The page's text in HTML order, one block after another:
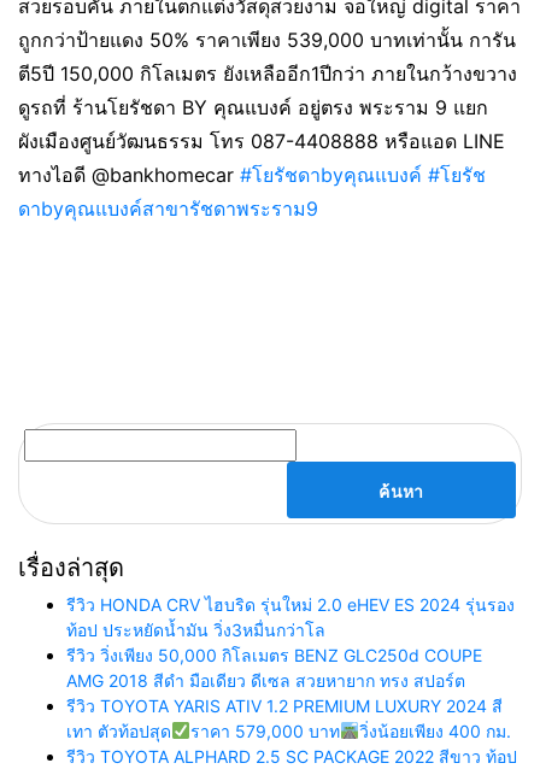
สวยรอบคัน ภายในตกแต่งวัสดุสวยงาม จอใหญ่ digital ราคา
ถูกกว่าป้ายแดง 50% ราคาเพียง 539,000 บาทเท่านั้น การัน
ตี5ปี 150,000 กิโลเมตร ยังเหลืออีก1ปีกว่า ภายในกว้างขวาง
ดูรถที่ ร้านโยรัชดา BY คุณแบงค์ อยู่ตรง พระราม 9 แยก
ผังเมืองศูนย์วัฒนธรรม โทร 087-4408888 หรือแอด LINE
ทางไอดี @bankhomecar #โยรัชดาbyคุณแบงค์ #โยรัช
ดาbyคุณแบงค์สาขารัชดาพระราม9
ค้นหา
สำหรับ:
เรื่องล่าสุด
รีวิว HONDA CRV ไฮบริด รุ่นใหม่ 2.0 eHEV ES 2024 รุ่นรอง
ท้อป ประหยัดน้ำมัน วิ่ง3หมื่นกว่าโล
รีวิว วิ่งเพียง 50,000 กิโลเมตร BENZ GLC250d COUPE
AMG 2018 สีดำ มือเดียว ดีเซล สวยหายาก ทรง สปอร์ต
รีวิว TOYOTA YARIS ATIV 1.2 PREMIUM LUXURY 2024 สี
เทา ตัวท้อปสุด
ราคา 579,000 บาท
วิ่งน้อยเพียง 400 กม.
รีวิว TOYOTA ALPHARD 2.5 SC PACKAGE 2022 สีขาว ท้อป